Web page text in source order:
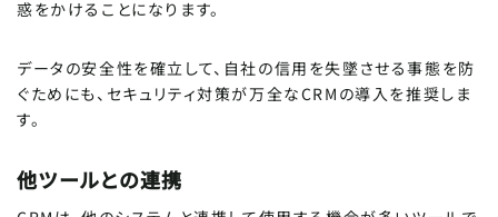
惑をかけることになります。
データの安全性を確立して、自社の信用を失墜させる事態を防
ぐためにも、セキュリティ対策が万全なCRMの導入を推奨しま
す。
他ツールとの連携